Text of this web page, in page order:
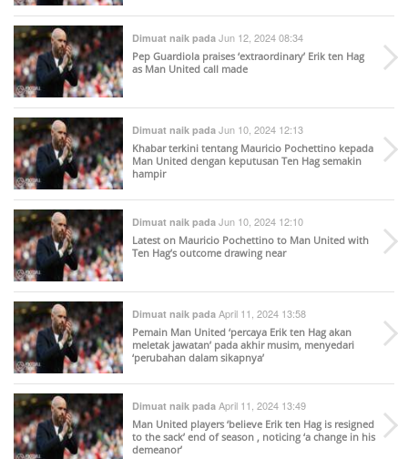
Dimuat naik pada Jun 12, 2024 08:34
Pep Guardiola praises ‘extraordinary’ Erik ten Hag
as Man United call made
Dimuat naik pada Jun 10, 2024 12:13
Khabar terkini tentang Mauricio Pochettino kepada
Man United dengan keputusan Ten Hag semakin
hampir
Dimuat naik pada Jun 10, 2024 12:10
Latest on Mauricio Pochettino to Man United with
Ten Hag’s outcome drawing near
Dimuat naik pada April 11, 2024 13:58
Pemain Man United ‘percaya Erik ten Hag akan
meletak jawatan’ pada akhir musim, menyedari
‘perubahan dalam sikapnya’
Dimuat naik pada April 11, 2024 13:49
Man United players ‘believe Erik ten Hag is resigned
to the sack’ end of season , noticing ‘a change in his
demeanor’